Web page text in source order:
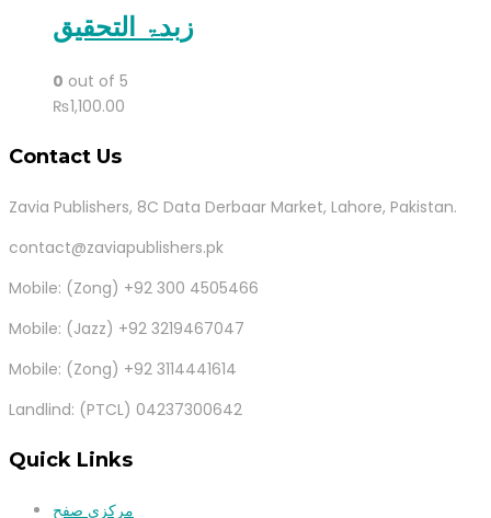
زبدۃ التحقیق
0 out of 5
₨1,100.00
Contact Us
Zavia Publishers, 8C Data Derbaar Market, Lahore, Pakistan.
contact@zaviapublishers.pk
Mobile: (Zong) +92 300 4505466
Mobile: (Jazz) +92 3219467047
Mobile: (Zong) +92 3114441614
Landlind: (PTCL) 04237300642
Quick Links
مرکزی صفح